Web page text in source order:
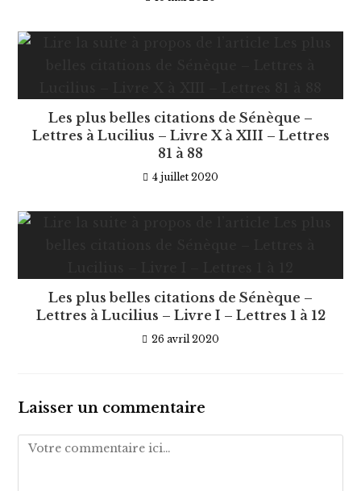
Les plus belles citations de Sénèque –
Lettres à Lucilius – Livre X à XIII – Lettres
81 à 88
4 juillet 2020
Les plus belles citations de Sénèque –
Lettres à Lucilius – Livre I – Lettres 1 à 12
26 avril 2020
Laisser un commentaire
Comment